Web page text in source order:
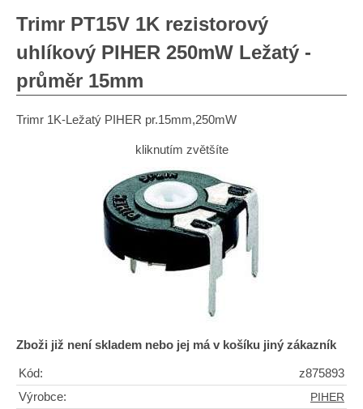
Trimr PT15V 1K rezistorový
uhlíkový PIHER 250mW Ležatý -
průměr 15mm
Trimr 1K-Ležatý PIHER pr.15mm,250mW
kliknutím zvětšíte
Zboži již není skladem nebo jej má v košíku jiný zákazník
Kód:
z875893
Výrobce:
PIHER